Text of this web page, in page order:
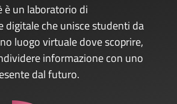
è un laboratorio di
digitale che unisce studenti da
luogo virtuale dove scoprire,
informazione con uno
dal futuro.